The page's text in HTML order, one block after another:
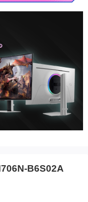
B6S02A